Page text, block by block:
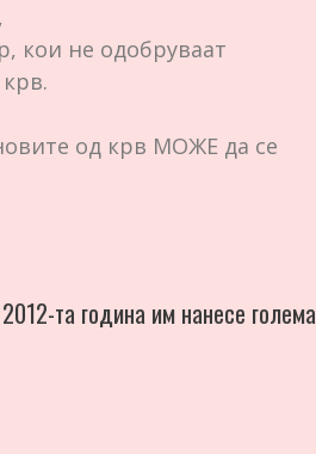
кои не одобруваат
од крв МОЖЕ да се
та година им нанесе голема